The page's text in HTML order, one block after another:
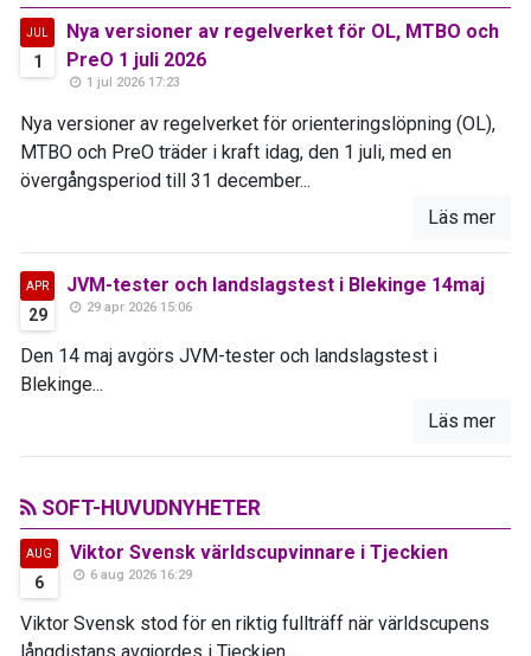
JUL
1
Nya versioner av regelverket för OL, MTBO och
PreO 1 juli 2026
1 jul 2026 17:23
Nya versioner av regelverket för orienteringslöpning (OL),
MTBO och PreO träder i kraft idag, den 1 juli, med en
övergångsperiod till 31 december...
Läs mer
APR
29
JVM-tester och landslagstest i Blekinge 14maj
29 apr 2026 15:06
Den 14 maj avgörs JVM-tester och landslagstest i
Blekinge...
Läs mer
SOFT-HUVUDNYHETER
AUG
6
Viktor Svensk världscupvinnare i Tjeckien
6 aug 2026 16:29
Viktor Svensk stod för en riktig fullträff när världscupens
långdistans avgjordes i Tjeckien...